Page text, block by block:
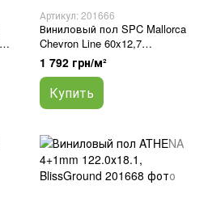
Артикул: 201666
Виниловый пол SPC Mallorca
Chevron Line 60x12,7
(5/0.5mm), BlissGround
1 792 грн/м²
Купить